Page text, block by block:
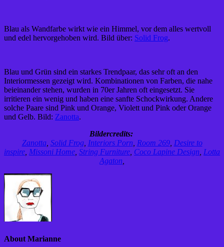
Blau als Wandfarbe wirkt wie ein Himmel, vor dem alles wertvoll
und edel hervorgehoben wird. Bild über: Solid Frog.
Blau und Grün sind ein starkes Trendpaar, das sehr oft an den
Interiormessen gezeigt wird. Kombinationen von Farben, die nahe
beieinander stehen, wurden in 70er Jahren oft eingesetzt. Sie
irritieren ein wenig und haben eine sanfte Schockwirkung. Andere
solche Paare sind Pink und Orange, Violett und Pink oder Orange
und Gelb. Bild: Zanotta.
Bildercredits:
Zanotta, Solid Frog, Interiors Porn, Room 269, Desire to
inspire, Missoni Home, String Furniture, Coco Lapine Design, Lotta
Agaton,
About Marianne